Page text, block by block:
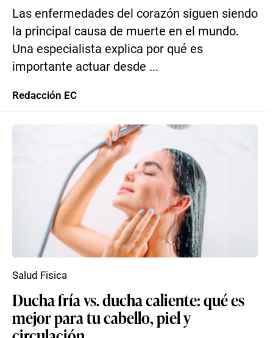
Las enfermedades del corazón siguen siendo
la principal causa de muerte en el mundo.
Una especialista explica por qué es
importante actuar desde ...
Redacción EC
Ducha fría vs. ducha caliente: qué es
mejor para tu cabello, piel y
Salud Fisica